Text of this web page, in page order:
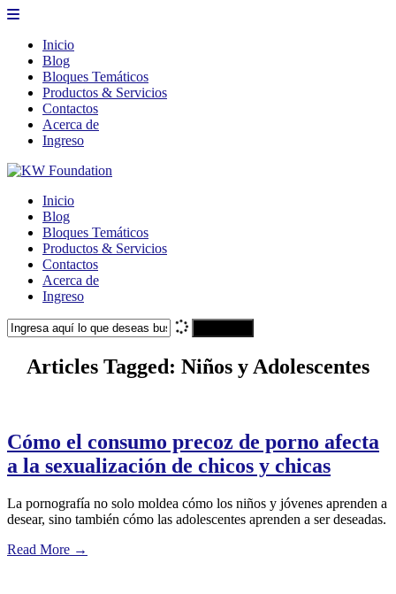
Inicio
Blog
Bloques Temáticos
Productos & Servicios
Contactos
Acerca de
Ingreso
Inicio
Blog
Bloques Temáticos
Productos & Servicios
Contactos
Acerca de
Ingreso
Articles Tagged: Niños y Adolescentes
Cómo el consumo precoz de porno afecta
a la sexualización de chicos y chicas
La pornografía no solo moldea cómo los niños y jóvenes aprenden a
desear, sino también cómo las adolescentes aprenden a ser deseadas.
Read More →